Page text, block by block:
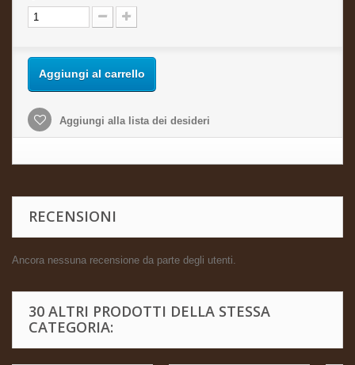
Aggiungi al carrello
Aggiungi alla lista dei desideri
RECENSIONI
Ancora nessuna recensione da parte degli utenti.
30 ALTRI PRODOTTI DELLA STESSA
CATEGORIA: